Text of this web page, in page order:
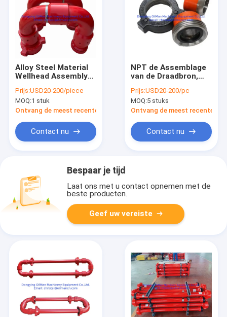
Alloy Steel Material
Wellhead Assembly
Elbow Unie Stijl 50
Stijl 10
Prijs:USD20-200/piece
MOQ:1 stuk
Ontvang de meest recente Prijs
Contact nu
NPT de Assemblage
van de Draadbron,
WECO Hamerunie
Prijs:USD20-200/pc
MOQ:5 stuks
Ontvang de meest recente
Contact nu
Bespaar je tijd
Laat ons met u contact opnemen met de
beste producten.
Geef uw vereiste